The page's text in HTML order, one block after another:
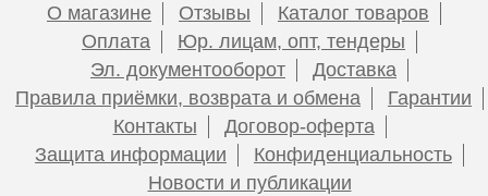
О магазине Отзывы
Каталог товаров
Оплата
Юр. лицам, опт, тендеры
Эл. документооборот
Доставка
Правила приёмки, возврата и обмена
Гарантии
Контакты
Договор-оферта
Защита информации
Конфиденциальность
Новости и публикации